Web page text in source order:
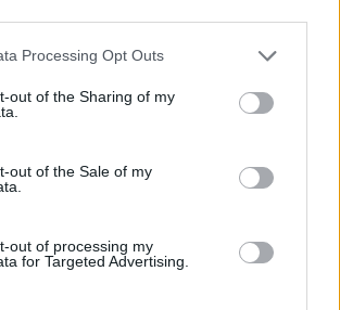
Processing Opt Outs
out of the Sharing of my
out of the Sale of my
out of processing my
for Targeted Advertising.
ιδιώτη σε θαλάσσια περιοχή της νήσου Άνδρου,
ενός...